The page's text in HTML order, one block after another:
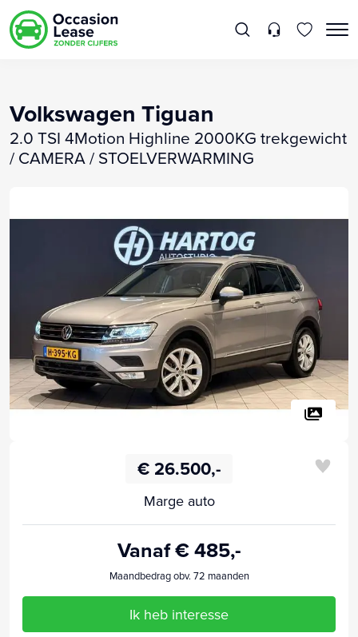
Volkswagen Tiguan
2.0 TSI 4Motion Highline 2000KG trekgewicht
/ CAMERA / STOELVERWARMING
€ 26.500,-
Marge auto
Vanaf € 485,-
Maandbedrag obv. 72 maanden
Ik heb interesse